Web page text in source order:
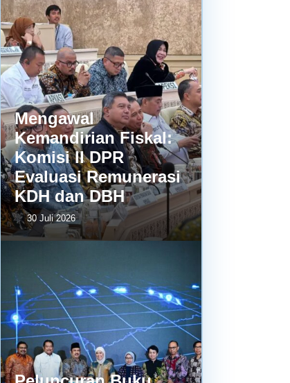
Mengawal
Kemandirian Fiskal:
Komisi II DPR
Evaluasi Remunerasi
KDH dan DBH
30 Juli 2026